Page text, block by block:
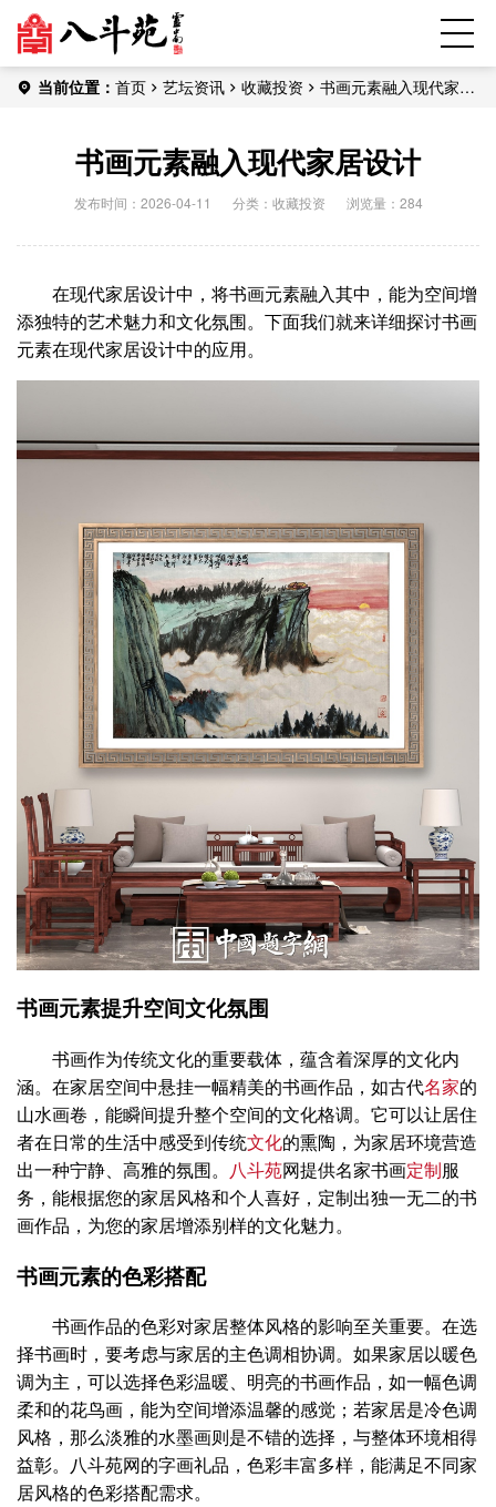
当前位置： 首页 艺坛资讯 收藏投资
书画元素融入现代家居
书画元素融入现代家居设计
发布时间：2026-04-11 分类： 收藏投资 浏览量：284
在现代家居设计中，将书画元素融入其中，能为空间增
添独特的艺术魅力和文化氛围。下面我们就来详细探讨书画
元素在现代家居设计中的应用。
书画元素提升空间文化氛围
书画作为传统文化的重要载体，蕴含着深厚的文化内
涵。在家居空间中悬挂一幅精美的书画作品，如古代名家的
山水画卷，能瞬间提升整个空间的文化格调。它可以让居住
者在日常的生活中感受到传统文化的熏陶，为家居环境营造
出一种宁静、高雅的氛围。 八斗苑网提供名家书画定制服
务，能根据您的家居风格和个人喜好，定制出独一无二的书
画作品，为您的家居增添别样的文化魅力。
书画元素的色彩搭配
书画作品的色彩对家居整体风格的影响至关重要。在选
择书画时，要考虑与家居的主色调相协调。如果家居以暖色
调为主，可以选择色彩温暖、明亮的书画作品，如一幅色调
柔和的花鸟画，能为空间增添温馨的感觉；若家居是冷色调
风格，那么淡雅的水墨画则是不错的选择，与整体环境相得
益彰。八斗苑网的字画礼品，色彩丰富多样，能满足不同家
居风格的色彩搭配需求。